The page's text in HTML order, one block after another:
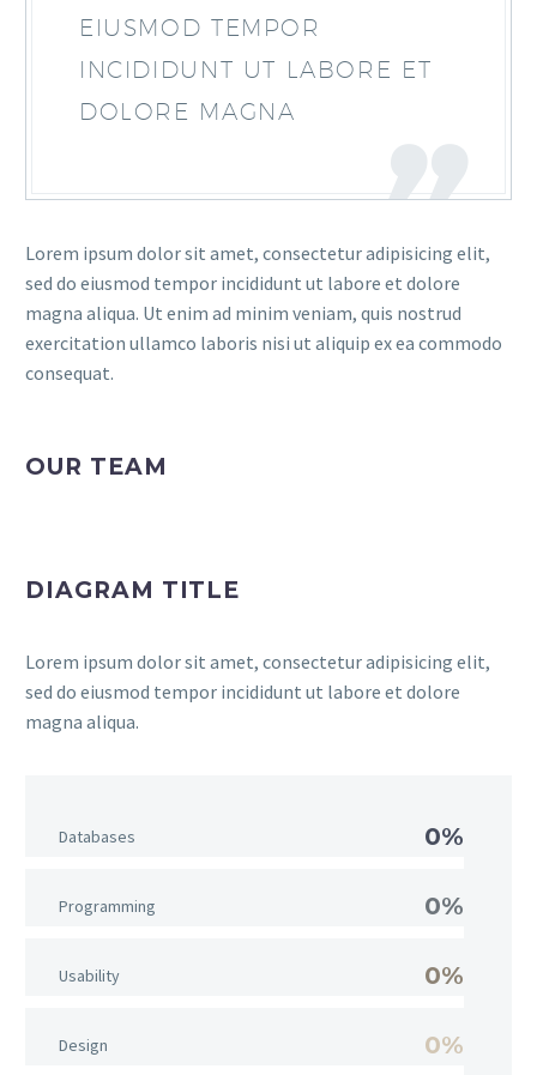
EIUSMOD TEMPOR
INCIDIDUNT UT LABORE ET
DOLORE MAGNA
Lorem ipsum dolor sit amet, consectetur adipisicing elit,
sed do eiusmod tempor incididunt ut labore et dolore
magna aliqua. Ut enim ad minim veniam, quis nostrud
exercitation ullamco laboris nisi ut aliquip ex ea commodo
consequat.
OUR TEAM
DIAGRAM TITLE
Lorem ipsum dolor sit amet, consectetur adipisicing elit,
sed do eiusmod tempor incididunt ut labore et dolore
magna aliqua.
Databases 0%
Programming 0%
Usability 0%
Design 0%